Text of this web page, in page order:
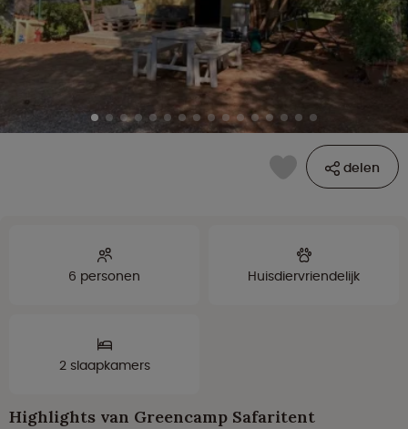
delen
6 personen Huisdiervriendelijk
2 slaapkamers
Highlights van Greencamp Safaritent